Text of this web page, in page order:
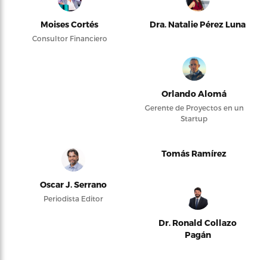
Moises Cortés
Consultor Financiero
Dra. Natalie Pérez Luna
Orlando Alomá
Gerente de Proyectos en un
Startup
Oscar J. Serrano
Periodista Editor
Tomás Ramírez
Dr. Ronald Collazo
Pagán